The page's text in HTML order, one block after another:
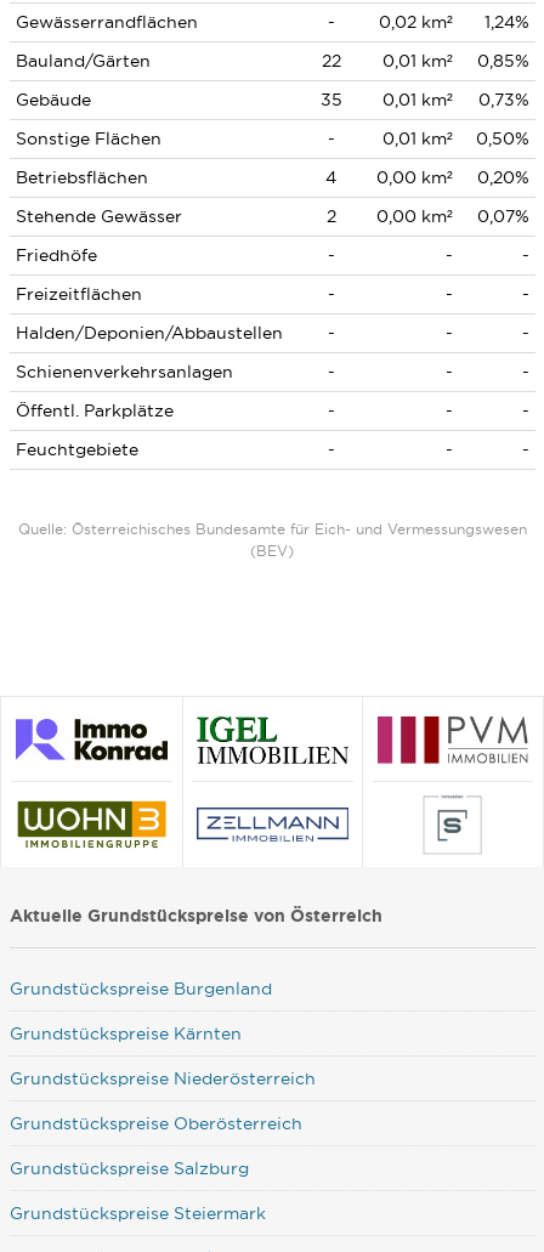
Gewässerrandflächen - 0,02 km²
1,24%
Bauland/Gärten
22 0,01 km²
0,85%
Gebäude
35 0,01 km²
0,73%
Sonstige Flächen
- 0,01 km²
0,50%
Betriebsflächen
4 0,00 km²
0,20%
Stehende Gewässer
2 0,00 km²
0,07%
Friedhöfe
- -
-
Freizeitflächen
- -
-
Halden/Deponien/Abbaustellen
- -
-
Schienenverkehrsanlagen
- -
-
Öffentl. Parkplätze
- -
-
Feuchtgebiete
- - -
Quelle: Österreichisches Bundesamte für Eich- und Vermessungswesen
(BEV)
Aktuelle Grundstückspreise von Österreich
Grundstückspreise Burgenland
Grundstückspreise Kärnten
Grundstückspreise Niederösterreich
Grundstückspreise Oberösterreich
Grundstückspreise Salzburg
Grundstückspreise Steiermark